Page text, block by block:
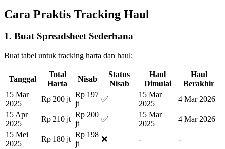
Cara Praktis Tracking Haul
1. Buat Spreadsheet Sederhana
Buat tabel untuk tracking harta dan haul:
Tanggal
Total
Harta
Nisab
Status
Nisab
Haul
Dimulai
Haul
Berakhir
15 Mar
2025
Rp 200 jt
Rp 197
jt
✅
15 Mar
2025
4 Mar 2026
15 Apr
2025
Rp 210 jt
Rp 200
jt
✅
15 Mar
2025
4 Mar 2026
15 Mei
2025
Rp 180 jt
Rp 198
jt
❌ -
-